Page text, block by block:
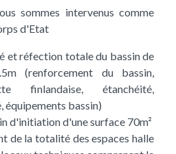
sommes intervenus comme
d'Etat
et réfection totale du bassin de
(renforcement du bassin,
finlandaise, étanchéité,
équipements bassin)
d'initiation d'une surface 70m²
de la totalité des espaces halle